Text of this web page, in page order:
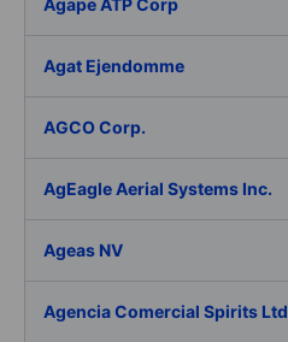
Agape ATP Corp
Agat Ejendomme
AGCO Corp.
AgEagle Aerial Systems Inc.
Ageas NV
Agencia Comercial Spirits Ltd